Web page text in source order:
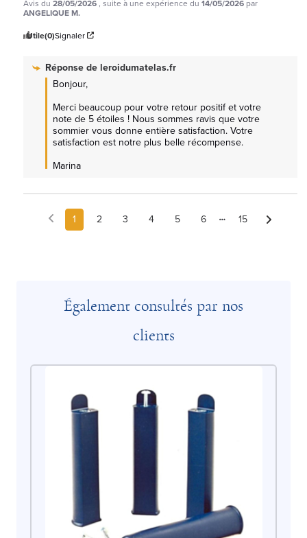
Avis du 28/05/2026, suite à une expérience du 14/05/2026 par
ANGELIQUE M.
Utile(0)Signaler
Réponse deleroidumatelas.fr
Bonjour,
Merci beaucoup pour votre retour positif et votre
note de 5 étoiles ! Nous sommes ravis que votre
sommier vous donne entière satisfaction. Votre
satisfaction est notre plus belle récompense.
Marina
1 2 3 4 5 6 15
Également consultés par nos
clients